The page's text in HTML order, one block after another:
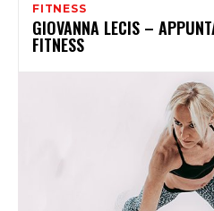
FITNESS
GIOVANNA LECIS –
FITNESS